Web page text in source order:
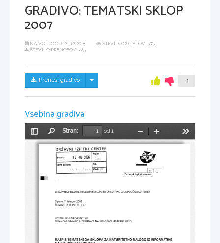
GRADIVO:TEMATSKI SKLOP
2007
NA VOLJO OD: 21.12.2018
ŠTEVILO OGLEDOV: 373
ŠTEVILO PRENOSOV: 285
Prenesi gradivo Skrij/prikaži meni -1
Vsebina gradiva
Preklopi
stransko
Stran:
od 1
Pomanjšaj